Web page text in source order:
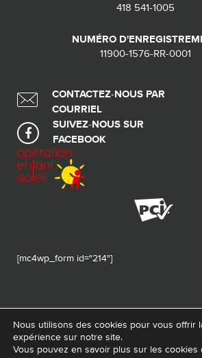
418 541-1005
NUMÉRO
11900-1576-RR-0001
CONTACTEZ-NOUS PAR
COURRIEL
SUIVEZ-NOUS SUR
FACEBOOK
[mc4wp_form id="214"]
© 2026 Tous droits réservés - Fondation de ma
Nous utilisons des cookies pour vous offrir
expérience sur notre site.
Vous pouvez en savoir plus sur les cookies